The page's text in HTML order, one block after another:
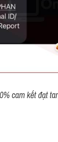
cam kết đạt